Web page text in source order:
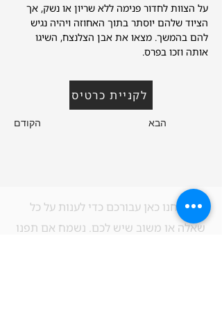
על הצוות לחדור פנימה ללא שריון או נשק, אך
הציוד שלהם יוסתר בתוך האחוזה ויהיה נגיש
להם בהמשך. מצאו את אבן הצלנצח, השיגו
אותה וזכו בפרס.
לקניית כרטיס
הקודם הבא
אנחנו כאן עבורכם כדי לענות על כל
שאלה או משוב שיש לכם. נשמח אם תפנו